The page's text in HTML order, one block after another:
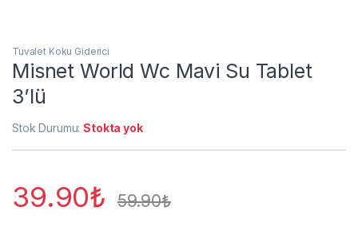
Tuvalet Koku Giderici
Misnet World Wc Mavi Su Tablet
3’lü
Stok Durumu:Stokta yok
39.90₺ 59.90₺